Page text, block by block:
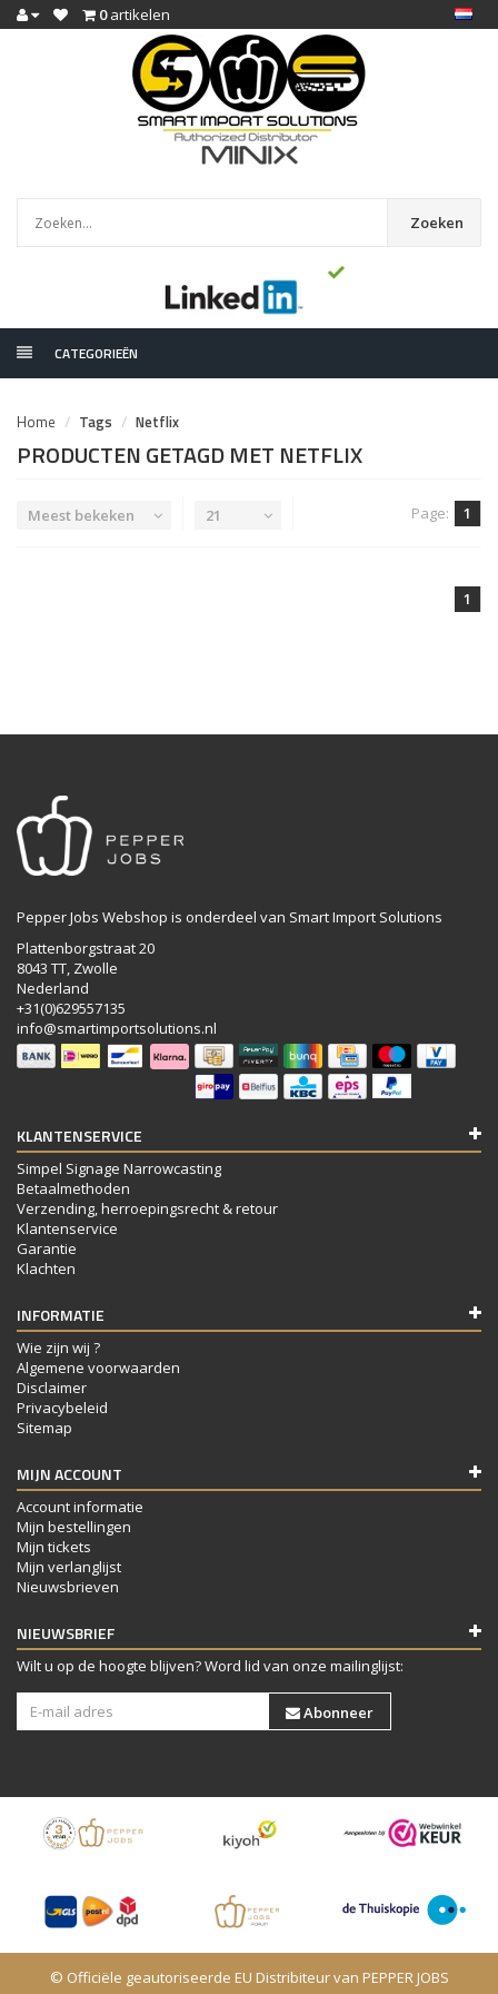
0artikelen
Zoeken
CATEGORIEËN
Home Tags Netflix
PRODUCTEN GETAGD MET NETFLIX
Meest bekeken 21 Page: 1
1
Pepper Jobs Webshop is onderdeel van Smart Import Solutions
Plattenborgstraat 20
8043 TT, Zwolle
Nederland
+31(0)629557135
info@smartimportsolutions.nl
KLANTENSERVICE
Simpel Signage Narrowcasting
Betaalmethoden
Verzending, herroepingsrecht & retour
Klantenservice
Garantie
Klachten
INFORMATIE
Wie zijn wij ?
Algemene voorwaarden
Disclaimer
Privacybeleid
Sitemap
MIJN ACCOUNT
Account informatie
Mijn bestellingen
Mijn tickets
Mijn verlanglijst
Nieuwsbrieven
NIEUWSBRIEF
Wilt u op de hoogte blijven? Word lid van onze mailinglijst:
Abonneer
© Officiële geautoriseerde EU Distribiteur van PEPPER JOBS